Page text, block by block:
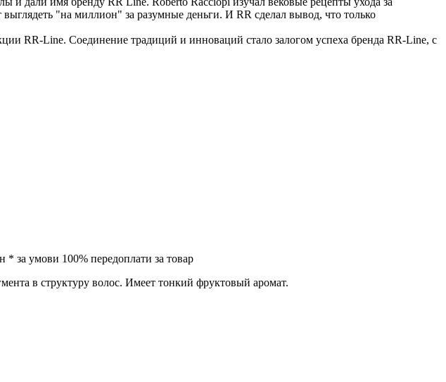
"на миллион" за разумные деньги. И RR сделал вывод, что только
RR-Line. Соединение традиций и инноваций стало залогом успеха бренда RR-Line, с
за умови 100% передоплати за товар
в структуру волос. Имеет тонкий фруктовый аромат.